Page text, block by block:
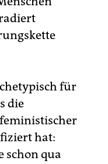
für
die
hat:
schon qua